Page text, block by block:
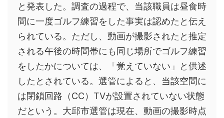
と発表した。調査の過程で、当該職員は昼食時
間に一度ゴルフ練習をした事実は認めたと伝え
られている。ただし、動画が撮影されたと推定
される午後の時間帯にも同じ場所でゴルフ練習
をしたかについては、「覚えていない」と供述
したとされている。選管によると、当該空間に
は閉鎖回路（CC）TVが設置されていない状態
だという。大邱市選管は現在、動画の撮影時点